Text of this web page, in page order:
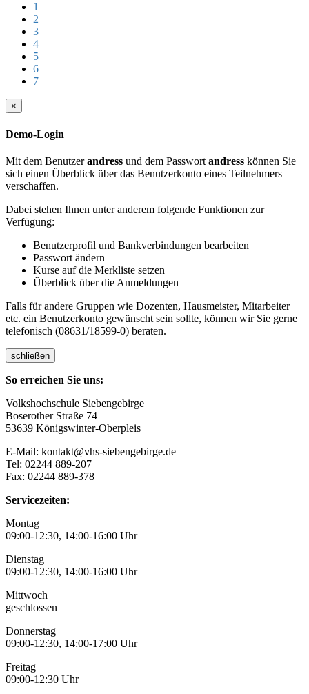
1
2
3
4
5
6
7
×
Demo-Login
Mit dem Benutzerandress und dem Passwort andress können Sie
sich einen Überblick über das Benutzerkonto eines Teilnehmers
verschaffen.
Dabei stehen Ihnen unter anderem folgende Funktionen zur
Verfügung:
Benutzerprofil und Bankverbindungen bearbeiten
Passwort ändern
Kurse auf die Merkliste setzen
Überblick über die Anmeldungen
Falls für andere Gruppen wie Dozenten, Hausmeister, Mitarbeiter
etc. ein Benutzerkonto gewünscht sein sollte, können wir Sie gerne
telefonisch (08631/18599-0) beraten.
schließen
So erreichen Sie uns:
Volkshochschule Siebengebirge
Boserother Straße 74
53639 Königswinter-Oberpleis
E-Mail: kontakt@vhs-siebengebirge.de
Tel: 02244 889-207
Fax: 02244 889-378
Servicezeiten:
Montag
09:00-12:30, 14:00-16:00 Uhr
Dienstag
09:00-12:30, 14:00-16:00 Uhr
Mittwoch
geschlossen
Donnerstag
09:00-12:30, 14:00-17:00 Uhr
Freitag
09:00-12:30 Uhr